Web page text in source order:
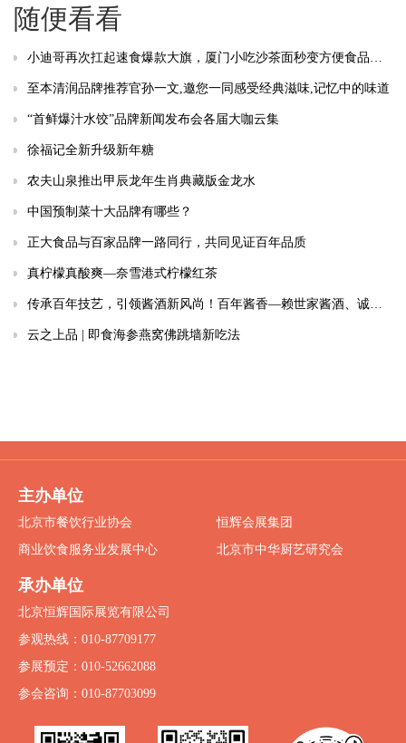
随便看看
小迪哥再次扛起速食爆款大旗，厦门小吃沙茶面秒变方便食品网红 ！
至本清润品牌推荐官孙一文,邀您一同感受经典滋味,记忆中的味道
“首鲜爆汁水饺”品牌新闻发布会各届大咖云集
徐福记全新升级新年糖
农夫山泉推出甲辰龙年生肖典藏版金龙水
中国预制菜十大品牌有哪些？
正大食品与百家品牌一路同行，共同见证百年品质
真柠檬真酸爽—奈雪港式柠檬红茶
传承百年技艺，引领酱酒新风尚！百年酱香—赖世家酱酒、诚邀共鉴、品鉴合作！
云之上品 | 即食海参燕窝佛跳墙新吃法
主办单位
北京市餐饮行业协会
恒辉会展集团
商业饮食服务业发展中心
北京市中华厨艺研究会
承办单位
北京恒辉国际展览有限公司
参观热线：010-87709177
参展预定：010-52662088
参会咨询：010-87703099